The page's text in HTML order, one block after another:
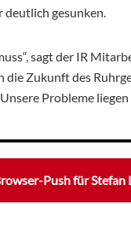
gesunken.
sagt der IR
die Zukunft des
Probleme liegen
Push für Stefan